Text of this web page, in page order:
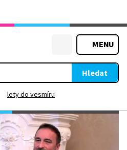
MENU
Hledat
lety do vesmíru